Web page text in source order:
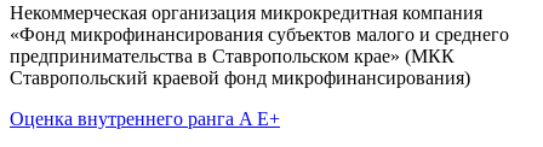
Некоммерческая организация микрокредитная компания
«Фонд микрофинансирования субъектов малого и среднего
предпринимательства в Ставропольском крае» (МКК
Ставропольский краевой фонд микрофинансирования)
Оценка внутреннего ранга A E+